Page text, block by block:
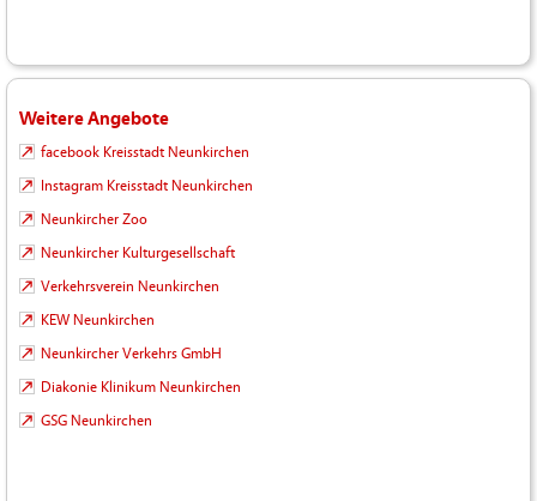
Weitere Angebote
facebook Kreisstadt Neunkirchen
Instagram Kreisstadt Neunkirchen
Neunkircher Zoo
Neunkircher Kulturgesellschaft
Verkehrsverein Neunkirchen
KEW Neunkirchen
Neunkircher Verkehrs GmbH
Diakonie Klinikum Neunkirchen
GSG Neunkirchen